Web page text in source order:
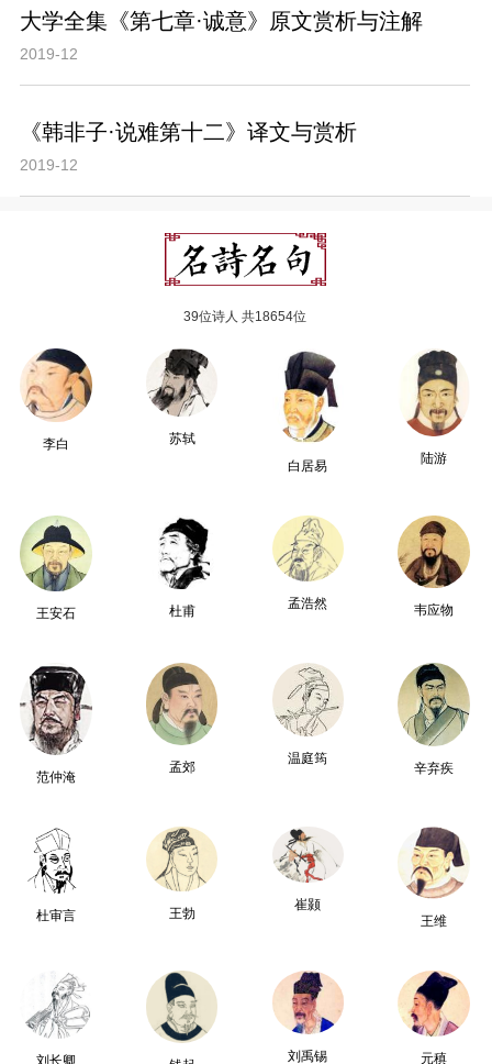
大学全集《第七章·诚意》原文赏析与注解
2019-12
《韩非子·说难第十二》译文与赏析
2019-12
39位诗人 共18654位
李白
苏轼
白居易
陆游
王安石 杜甫
孟浩然 韦应物
范仲淹
孟郊
温庭筠
辛弃疾
杜审言 王勃
崔颢
王维
刘长卿 刘禹锡 元稹